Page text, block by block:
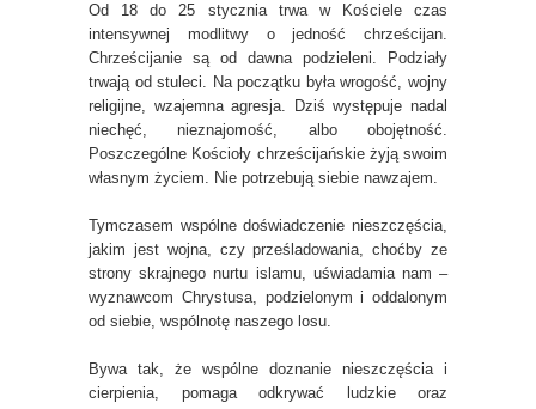
Od 18 do 25 stycznia trwa w Kościele czas
intensywnej modlitwy o jedność chrześcijan.
Chrześcijanie są od dawna podzieleni. Podziały
trwają od stuleci. Na początku była wrogość, wojny
religijne, wzajemna agresja. Dziś występuje nadal
niechęć, nieznajomość, albo obojętność.
Poszczególne Kościoły chrześcijańskie żyją swoim
własnym życiem. Nie potrzebują siebie nawzajem.
Tymczasem wspólne doświadczenie nieszczęścia,
jakim jest wojna, czy prześladowania, choćby ze
strony skrajnego nurtu islamu, uświadamia nam –
wyznawcom Chrystusa, podzielonym i oddalonym
od siebie, wspólnotę naszego losu.
Bywa tak, że wspólne doznanie nieszczęścia i
cierpienia, pomaga odkrywać ludzkie oraz